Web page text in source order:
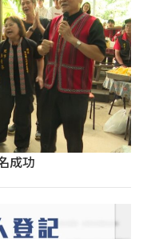
成功